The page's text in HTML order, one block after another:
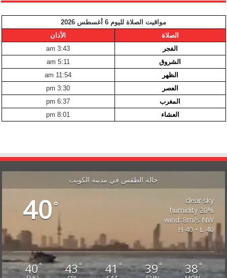
مواقيت الصلاة لليوم 6 أغسطس 2026
الصلاة
الأذان
الفجر
3:43 am
الشروق
5:11 am
الظهر
11:54 am
العصر
3:30 pm
المغرب
6:37 pm
العشاء
8:01 pm
حالة الطقس في مدينة الكويت
40°
clear sky
20% humidity
wind: 8m/s NW
H 40 • L 40
40° 43° 41° 39° 38°